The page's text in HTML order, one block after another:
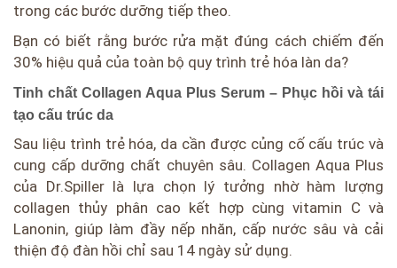
trong các bước dưỡng tiếp theo.
Bạn có biết rằng bước rửa mặt đúng cách chiếm đến
30% hiệu quả của toàn bộ quy trình trẻ hóa làn da?
Tinh chất Collagen Aqua Plus Serum – Phục hồi và tái
tạo cấu trúc da
Sau liệu trình trẻ hóa, da cần được củng cố cấu trúc và
cung cấp dưỡng chất chuyên sâu. Collagen Aqua Plus
của Dr.Spiller là lựa chọn lý tưởng nhờ hàm lượng
collagen thủy phân cao kết hợp cùng vitamin C và
Lanonin, giúp làm đầy nếp nhăn, cấp nước sâu và cải
thiện độ đàn hồi chỉ sau 14 ngày sử dụng.